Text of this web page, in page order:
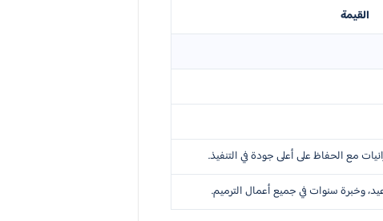
القيمة
مع الحفاظ على أعلى جودة في التنفيذ.
وخبرة سنوات في جميع أعمال الترميم.